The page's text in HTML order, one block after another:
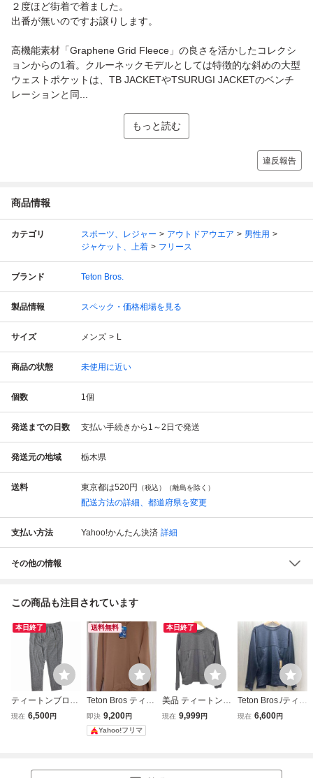
２度ほど街着で着ました。
出番が無いのですお譲りします。
高機能素材「Graphene Grid Fleece」の良さを活かしたコレクシ
ョンからの1着。クルーネックモデルとしては特徴的な斜めの大型
ウェストポケットは、TB JACKETやTSURUGI JACKETのベンチ
レーションと同...
もっと読む
違反報告
商品情報
カテゴリ スポーツ、レジャー アウトドアウエア
男性用
ジャケット、上着
フリース
ブランド Teton Bros.
製品情報 スペック・価格相場を見る
サイズ メンズ L
商品の状態 未使用に近い
個数 1個
発送までの日数 支払い手続きから1～2日で発送
発送元の地域 栃木県
送料 東京都は520円 （税込）（離島を除く）
配送方法の詳細、都道府県を変更
支払い方法 Yahoo!かんたん決済 詳細
その他の情報
この商品も注目されています
本日終了
ティートンブロス
Graphene Pant グ
現在 6,500円
送料無料
Teton Bros ティー
トンブロス オクタ
フリースクルー ユ
ニセックス OCTA
即決 9,200円
Yahoo!フリマ
本日終了
美品 ティートンブ
ロス Teton Bros. G
現在 9,999円
Teton Bros./ティー
トンブロス アクテ
現在 6,600円